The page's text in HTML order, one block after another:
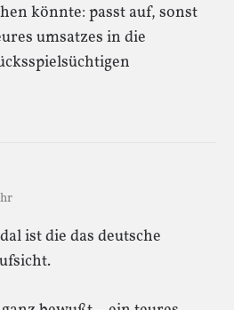
könnte: passt auf, sonst
umsatzes in die
ist die das deutsche